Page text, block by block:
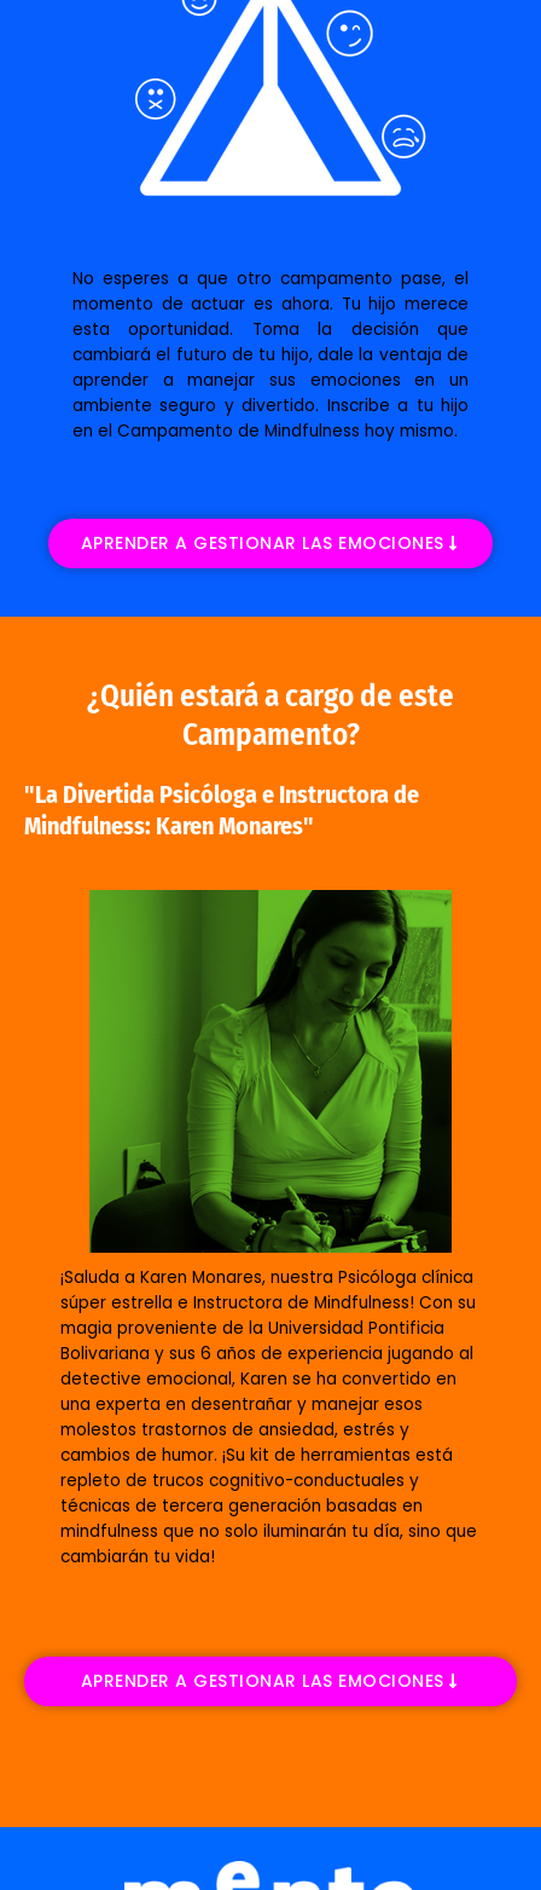
No esperes a que otro campamento pase, el
momento de actuar es ahora. Tu hijo merece
esta oportunidad. Toma la decisión que
cambiará el futuro de tu hijo, dale la ventaja de
aprender a manejar sus emociones en un
ambiente seguro y divertido. Inscribe a tu hijo
en el Campamento de Mindfulness hoy mismo.
APRENDER A GESTIONAR LAS EMOCIONES
¿Quién estará a cargo de este
Campamento?
"La Divertida Psicóloga e Instructora de
Mindfulness: Karen Monares"
¡Saluda a Karen Monares, nuestra Psicóloga clínica
súper estrella e Instructora de Mindfulness! Con su
magia proveniente de la Universidad Pontificia
Bolivariana y sus 6 años de experiencia jugando al
detective emocional, Karen se ha convertido en
una experta en desentrañar y manejar esos
molestos trastornos de ansiedad, estrés y
cambios de humor. ¡Su kit de herramientas está
repleto de trucos cognitivo-conductuales y
técnicas de tercera generación basadas en
mindfulness que no solo iluminarán tu día, sino que
cambiarán tu vida!
APRENDER A GESTIONAR LAS EMOCIONES